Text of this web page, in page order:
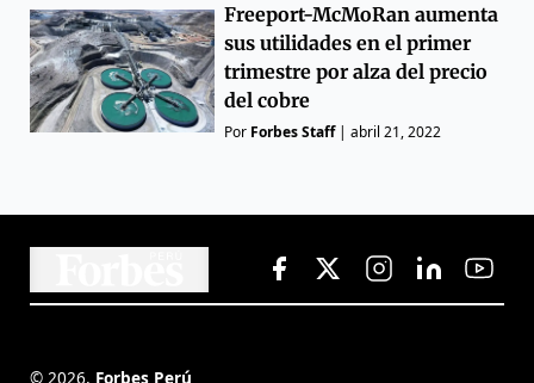
Freeport-McMoRan aumenta
sus utilidades en el primer
trimestre por alza del precio
del cobre
Por Forbes Staff|abril 21, 2022
© 2026, Forbes Perú